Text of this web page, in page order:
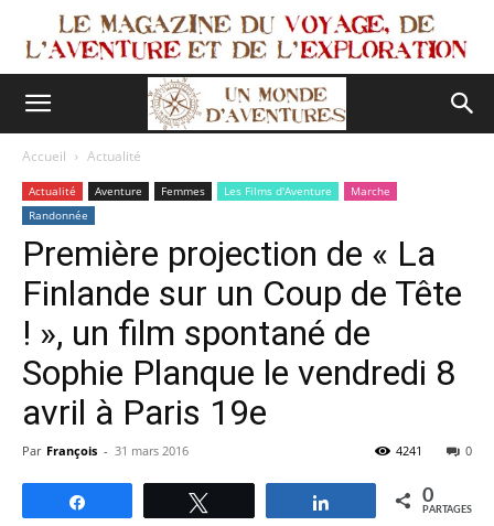
Accueil Actualité
Actualité Aventure Femmes Les Films d'Aventure
Marche
Randonnée
Première projection de « La
Finlande sur un Coup de Tête
! », un film spontané de
Sophie Planque le vendredi 8
avril à Paris 19e
Par François - 31 mars 2016 0
4241
Partagez 0
PARTAGES